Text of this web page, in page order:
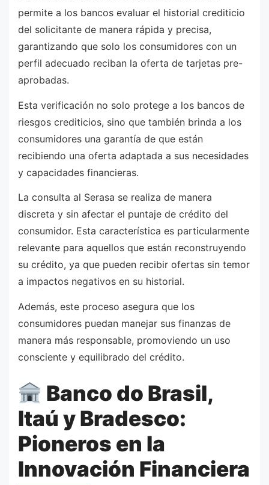
permite a los bancos evaluar el historial crediticio
del solicitante de manera rápida y precisa,
garantizando que solo los consumidores con un
perfil adecuado reciban la oferta de tarjetas pre-
aprobadas.
Esta verificación no solo protege a los bancos de
riesgos crediticios, sino que también brinda a los
consumidores una garantía de que están
recibiendo una oferta adaptada a sus necesidades
y capacidades financieras.
La consulta al Serasa se realiza de manera
discreta y sin afectar el puntaje de crédito del
consumidor. Esta característica es particularmente
relevante para aquellos que están reconstruyendo
su crédito, ya que pueden recibir ofertas sin temor
a impactos negativos en su historial.
Además, este proceso asegura que los
consumidores puedan manejar sus finanzas de
manera más responsable, promoviendo un uso
consciente y equilibrado del crédito.
Banco do Brasil,
Itaú y Bradesco:
Pioneros en la
Innovación Financiera